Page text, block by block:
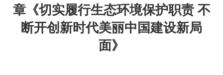
章《切实履行生态环境保护职责 不
断开创新时代美丽中国建设新局
面》